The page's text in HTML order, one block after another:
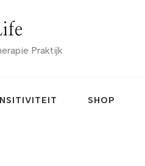
Praktijk
SHOP